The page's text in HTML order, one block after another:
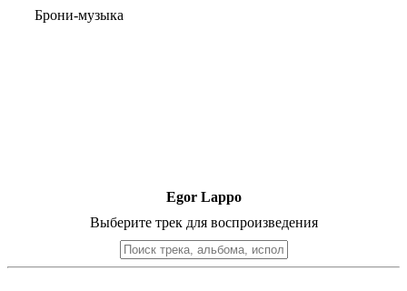
Брони-музыка
Egor Lappo
Выберите трек для воспроизведения